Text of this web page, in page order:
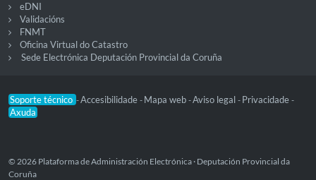
eDNI
Validacións
FNMT
Oficina Virtual do Catastro
Sede Electrónica Deputación Provincial da Coruña
Soporte técnico -Accesibilidade - Mapa web -Aviso legal - Privacidade -
Axuda
© 2026 Plataforma de Administración Electrónica · Deputación Provincial da
Coruña